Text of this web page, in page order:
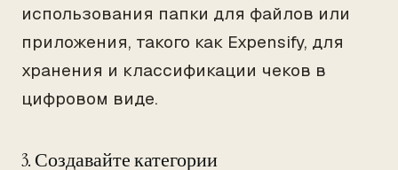
использования папки для файлов или
приложения, такого как Expensify, для
хранения и классификации чеков в
цифровом виде.
3. Создавайте категории